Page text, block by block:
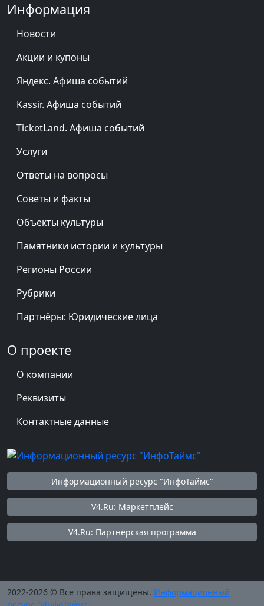
Информация
Новости
Акции и купоны
Яндекс. Афиша событий
Kassir. Афиша событий
TicketLand. Афиша событий
Услуги
Ответы на вопросы
Советы и факты
Объекты культуры
Памятники истории и культуры
Регионы России
Рубрики
Партнёры: Юридические лица
О проекте
О компании
Реквизиты
Контактные данные
Информационный ресурс "ИнфоТаймс"
V4.Ru: Маркетплейс
V4.Ru: Партнёрская программа
2022-2026 © Все права защищены. Информационный